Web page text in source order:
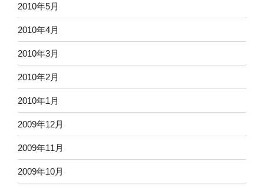
2010年5月
2010年4月
2010年3月
2010年2月
2010年1月
2009年12月
2009年11月
2009年10月